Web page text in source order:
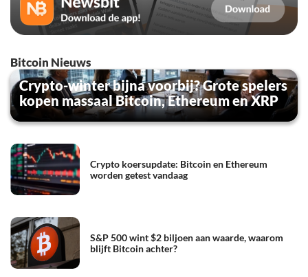
Bitcoin Nieuws
Crypto-winter bijna voorbij? Grote spelers
kopen massaal Bitcoin, Ethereum en XRP
Crypto koersupdate: Bitcoin en Ethereum
worden getest vandaag
S&P 500 wint $2 biljoen aan waarde, waarom
blijft Bitcoin achter?